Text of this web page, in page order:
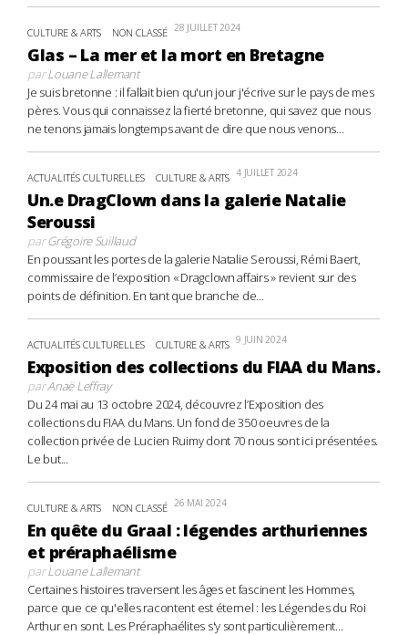
CULTURE & ARTS NON CLASSÉ 28 JUILLET 2024
Glas – La mer et la mort en Bretagne
parLouane Lallemant
Je suis bretonne : il fallait bien qu'un jour j'écrive sur le pays de mes
pères. Vous qui connaissez la fierté bretonne, qui savez que nous
ne tenons jamais longtemps avant de dire que nous venons...
ACTUALITÉS CULTURELLES CULTURE & ARTS 4 JUILLET 2024
Un.e DragClown dans la galerie Natalie
Seroussi
parGrégoire Suillaud
En poussant les portes de la galerie Natalie Seroussi, Rémi Baert,
commissaire de l’exposition « Dragclown affairs » revient sur des
points de définition. En tant que branche de...
ACTUALITÉS CULTURELLES CULTURE & ARTS 9 JUIN 2024
Exposition des collections du FIAA du Mans.
parAnaë Leffray
Du 24 mai au 13 octobre 2024, découvrez l’Exposition des
collections du FIAA du Mans. Un fond de 350 oeuvres de la
collection privée de Lucien Ruimy dont 70 nous sont ici présentées.
Le but...
CULTURE & ARTS NON CLASSÉ 26 MAI 2024
En quête du Graal : légendes arthuriennes
et préraphaélisme
parLouane Lallemant
Certaines histoires traversent les âges et fascinent les Hommes,
parce que ce qu'elles racontent est éternel : les Légendes du Roi
Arthur en sont. Les Préraphaélites s'y sont particulièrement...